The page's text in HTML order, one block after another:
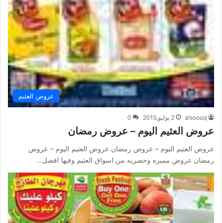
عروض العثيم
alsoouq 2 يوليو,2015 0
عروض العثيم اليوم – عروض رمضان
عروض العثيم اليوم – عروض رمضان عروض العثيم اليوم – عروض
رمضان عروض مميزه وحصريه من اسواق العثيم وفيها افضل…